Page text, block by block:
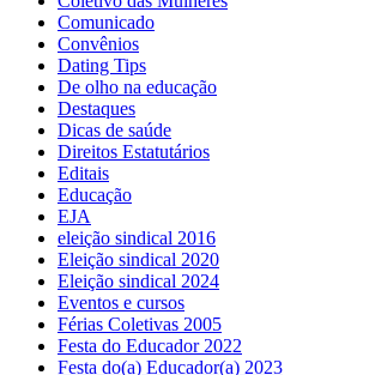
Comunicado
Convênios
Dating Tips
De olho na educação
Destaques
Dicas de saúde
Direitos Estatutários
Editais
Educação
EJA
eleição sindical 2016
Eleição sindical 2020
Eleição sindical 2024
Eventos e cursos
Férias Coletivas 2005
Festa do Educador 2022
Festa do(a) Educador(a) 2023